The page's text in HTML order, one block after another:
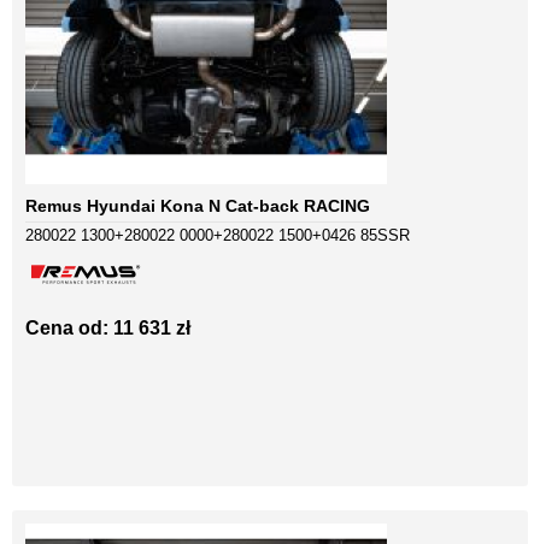
Remus Hyundai Kona N Cat-back RACING
280022 1300+280022 0000+280022 1500+0426 85SSR
Cena od: 11 631 zł